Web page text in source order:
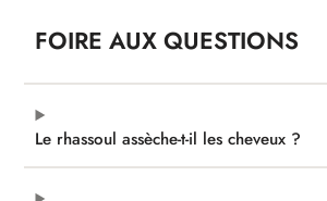
FOIRE AUX QUESTIONS
Le rhassoul assèche-t-il les cheveux ?